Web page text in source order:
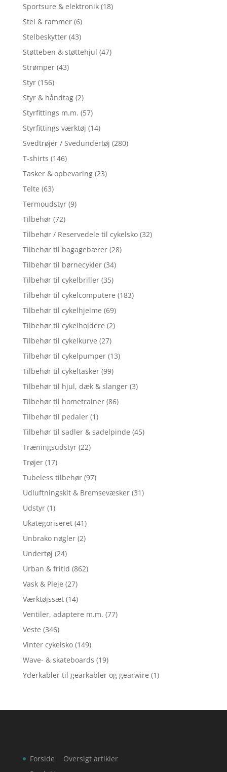
Sportsure & elektronik (18)
Stel & rammer (6)
Stelbeskytter (43)
Støtteben & støttehjul (47)
Strømper (43)
Styr (156)
Styr & håndtag (2)
Styrfittings m.m. (57)
Styrfittings værktøj (14)
Svedtrøjer / Svedundertøj (280)
T-shirts (146)
Tasker & opbevaring (23)
Telte (63)
Termoudstyr (9)
Tilbehør (72)
Tilbehør / Reservedele til cykelsko (32)
Tilbehør til bagagebærer (28)
Tilbehør til børnecykler (34)
Tilbehør til cykelbriller (35)
Tilbehør til cykelcomputere (183)
Tilbehør til cykelhjelme (69)
Tilbehør til cykelholdere (2)
Tilbehør til cykelkurve (27)
Tilbehør til cykelpumper (13)
Tilbehør til cykeltasker (99)
Tilbehør til hjul, dæk & slanger (3)
Tilbehør til hometrainer (86)
Tilbehør til pedaler (1)
Tilbehør til sadler & sadelpinde (45)
Træningsudstyr (22)
Trøjer (17)
Tubeless tilbehør (97)
Udluftningskit & Bremsevæsker (31)
Udstyr (1)
Ukategoriseret (41)
Unbrako nøgler (2)
Undertøj (24)
Urban & fritid (862)
Vask & Pleje (27)
Værktøjssæt (14)
Ventiler, adaptere m.m. (77)
Veste (346)
Vinter cykelsko (149)
Wave- & skateboards (19)
Yderkabler til gearkabler og gearwire (1)
Forside
Oversigt artikler